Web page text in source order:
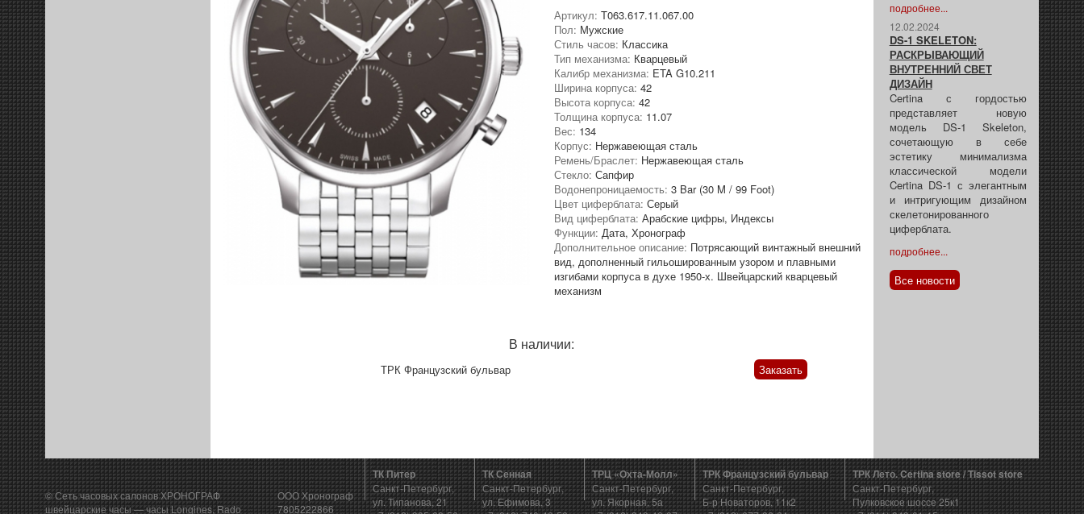
Артикул: T063.617.11.067.00
Пол: Мужские
Стиль часов: Классика
Тип механизма: Кварцевый
Калибр механизма: ETA G10.211
Ширина корпуса: 42
Высота корпуса: 42
Толщина корпуса: 11.07
Вес: 134
Корпус: Нержавеющая сталь
Ремень/Браслет: Нержавеющая сталь
Стекло: Сапфир
Водонепроницаемость: 3 Bar (30 M / 99 Foot)
Цвет циферблата: Серый
Вид циферблата: Арабские цифры, Индексы
Функции: Дата, Хронограф
Дополнительное описание: Потрясающий винтажный внешний
вид, дополненный гильошированным узором и плавными
изгибами корпуса в духе 1950-х. Швейцарский кварцевый
механизм
В наличии:
ТРК Французский бульвар Заказать
подробнее...
12.02.2024
DS-1 SKELETON:
РАСКРЫВАЮЩИЙ
ВНУТРЕННИЙ СВЕТ
ДИЗАЙН
Certina с гордостью
представляет новую
модель DS-1 Skeleton,
сочетающую в себе
эстетику минимализма
классической модели
Certina DS-1 с элегантным
и интригующим дизайном
скелетонированного
циферблата.
подробнее...
Все новости
© Сеть часовых салонов ХРОНОГРАФ
швейцарские часы— часы Longines, Rado
ООО Хронограф
7805222866
ТК Питер
Санкт-Петербург,
ул. Типанова, 21
ТК Сенная
Санкт-Петербург,
ул. Ефимова, 3
ТРЦ «Охта-Молл»
Санкт-Петербург,
ул. Якорная, 5а
ТРК Французский бульвар
Санкт-Петербург,
Б-р Новаторов, 11к2
ТРК Лето. Certina store / Tissot store
Санкт-Петербург,
Пулковское шоссе 25к1